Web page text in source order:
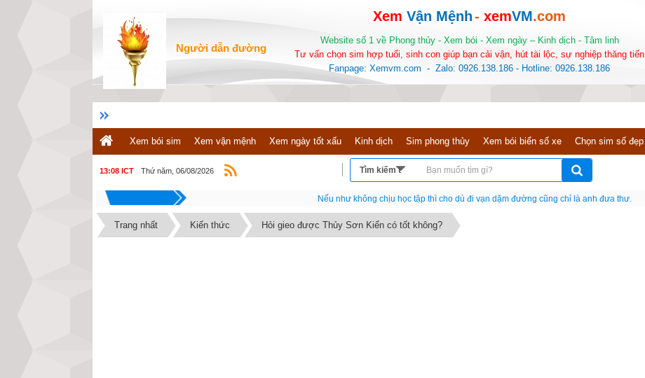
Người dẫn đường
Xem Vận Mệnh- xemVM.com
Website số 1 về Phong thủy - Xem bói - Xem ngày – Kinh dịch - Tâm linh
Tư vấn chọn sim hợp tuổi, sinh con giúp bạn cải vận, hút tài lộc, sự nghiệp thăng tiến
Fanpage: Xemvm.com - Zalo: 0926.138.186 - Hotline: 0926.138.186
Xem bói sim Xem vận mệnh Xem ngày tốt xấu Kinh dịch Sim phong thủy Xem bói biển số xe Chọn sim số đẹp
13:08 ICT Thứ năm, 06/08/2026
Nếu như không chịu học tập thì cho dù đi vạn dặm đường cũng chỉ là anh đưa thư.
Trang nhất Kiến thức Hỏi gieo được Thủy Sơn Kiển có tốt không?